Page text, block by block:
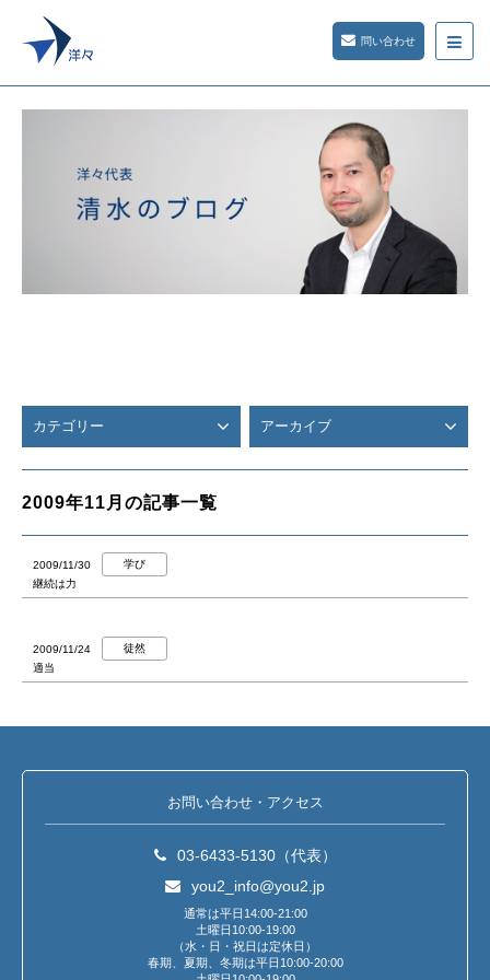
問い合わせ
カテゴリー アーカイブ
2009年11月の記事一覧
2009/11/30
学び
継続は力
2009/11/24
徒然
適当
お問い合わせ・アクセス
03-6433-5130（代表）
you2_info@you2.jp
通常は平日14:00-21:00
土曜日10:00-19:00
（水・日・祝日は定休日）
春期、夏期、冬期は平日10:00-20:00